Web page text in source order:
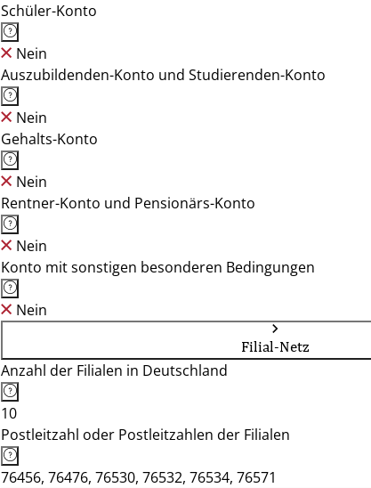
Schüler-Konto
Nein
Auszubildenden-Konto und Studierenden-Konto
Nein
Gehalts-Konto
Nein
Rentner-Konto und Pensionärs-Konto
Nein
Konto mit sonstigen besonderen Bedingungen
Nein
Filial-Netz
Anzahl der Filialen in Deutschland
10
Postleitzahl oder Postleitzahlen der Filialen
76456, 76476, 76530, 76532, 76534, 76571